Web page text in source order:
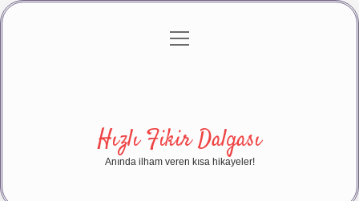
Gizlilik Politikası
menüyü
Hızlı Fikir Dalgası
Anında ilham veren kısa hikayeler!